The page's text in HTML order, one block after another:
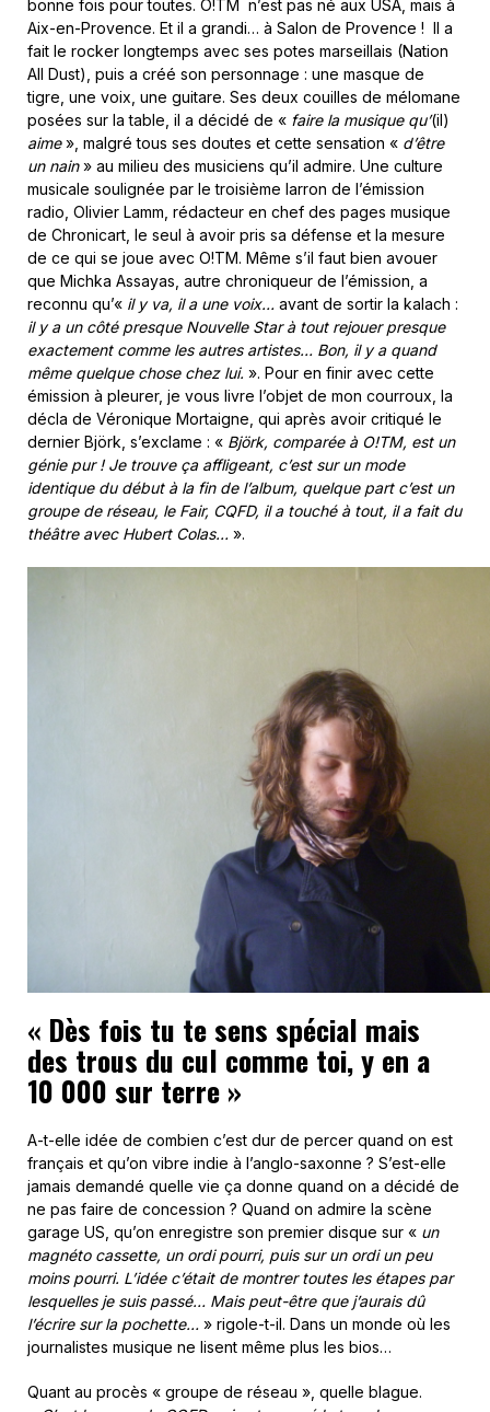
bonne fois pour toutes. O!TM n’est pas né aux USA, mais à
Aix-en-Provence. Et il a grandi… à Salon de Provence ! Il a
fait le rocker longtemps avec ses potes marseillais (Nation
All Dust), puis a créé son personnage : une masque de
tigre, une voix, une guitare. Ses deux couilles de mélomane
posées sur la table, il a décidé de « faire la musique qu’(il)
aime», malgré tous ses doutes et cette sensation « d’être
un nain» au milieu des musiciens qu’il admire. Une culture
musicale soulignée par le troisième larron de l’émission
radio, Olivier Lamm, rédacteur en chef des pages musique
de Chronicart, le seul à avoir pris sa défense et la mesure
de ce qui se joue avec O!TM. Même s’il faut bien avouer
que Michka Assayas, autre chroniqueur de l’émission, a
reconnu qu’« il y va, il a une voix… avant de sortir la kalach :
il y a un côté presque Nouvelle Star à tout rejouer presque
exactement comme les autres artistes… Bon, il y a quand
même quelque chose chez lui. ». Pour en finir avec cette
émission à pleurer, je vous livre l’objet de mon courroux, la
décla de Véronique Mortaigne, qui après avoir critiqué le
dernier Björk, s’exclame : « Björk, comparée à O!TM, est un
génie pur ! Je trouve ça affligeant, c’est sur un mode
identique du début à la fin de l’album, quelque part c’est un
groupe de réseau, le Fair, CQFD, il a touché à tout, il a fait du
théâtre avec Hubert Colas… ».
« Dès fois tu te sens spécial mais
des trous du cul comme toi, y en a
10 000 sur terre »
A-t-elle idée de combien c’est dur de percer quand on est
français et qu’on vibre indie à l’anglo-saxonne ? S’est-elle
jamais demandé quelle vie ça donne quand on a décidé de
ne pas faire de concession ? Quand on admire la scène
garage US, qu’on enregistre son premier disque sur « un
magnéto cassette, un ordi pourri, puis sur un ordi un peu
moins pourri. L’idée c’était de montrer toutes les étapes par
lesquelles je suis passé… Mais peut-être que j’aurais dû
l’écrire sur la pochette… » rigole-t-il. Dans un monde où les
journalistes musique ne lisent même plus les bios…
Quant au procès « groupe de réseau », quelle blague.